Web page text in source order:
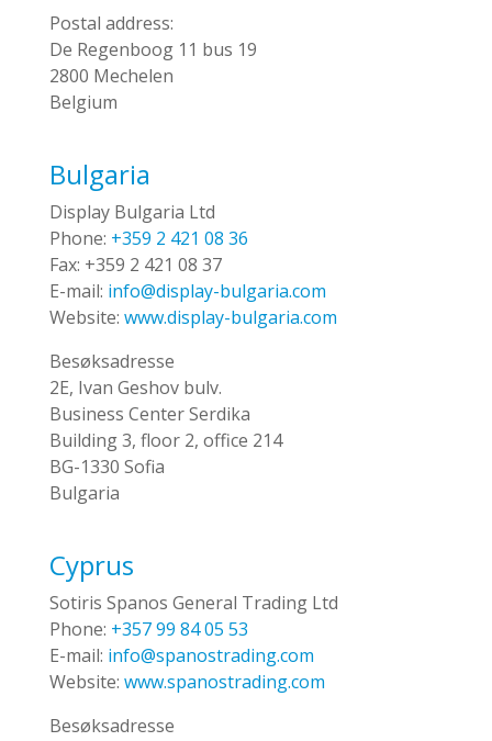
Postal address:
De Regenboog 11 bus 19
2800 Mechelen
Belgium
Bulgaria
Display Bulgaria Ltd
Phone: +359 2 421 08 36
Fax: +359 2 421 08 37
E-mail: info@display-bulgaria.com
Website: www.display-bulgaria.com
Besøksadresse
2E, Ivan Geshov bulv.
Business Center Serdika
Building 3, floor 2, office 214
BG-1330 Sofia
Bulgaria
Cyprus
Sotiris Spanos General Trading Ltd
Phone: +357 99 84 05 53
E-mail: info@spanostrading.com
Website: www.spanostrading.com
Besøksadresse